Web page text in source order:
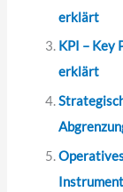
erklärt
KPI – Key
erklärt